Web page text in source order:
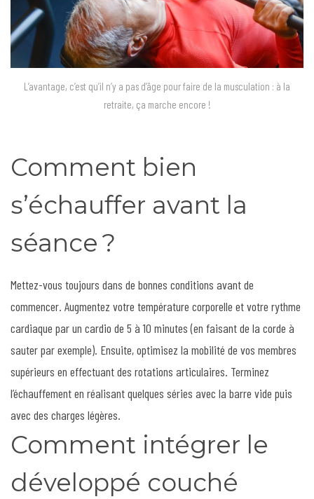
L’avantage, c’est qu’il n’y a pas d’âge pour faire de la musculation : à la
retraite, ça marche encore !
Comment bien
s’échauffer avant la
séance ?
Mettez-vous toujours dans de bonnes conditions avant de
commencer. Augmentez votre température corporelle et votre rythme
cardiaque par un cardio de 5 à 10 minutes (en faisant de la corde à
sauter par exemple). Ensuite, optimisez la mobilité de vos membres
supérieurs en effectuant des rotations articulaires. Terminez
l’échauffement en réalisant quelques séries avec la barre vide puis
avec des charges légères.
Comment intégrer le
développé couché